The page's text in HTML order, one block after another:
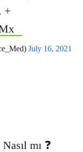
+
July 16, 2021
mı ❓